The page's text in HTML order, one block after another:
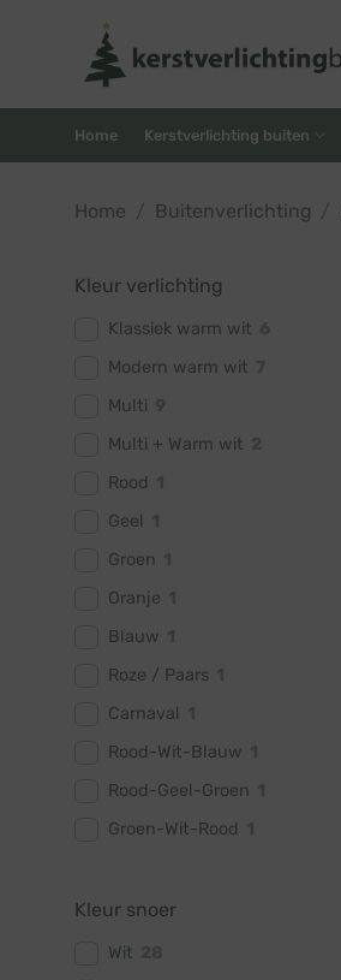
Home Kerstverlichting buiten
Home Buitenverlichting
Kleur verlichting
Klassiek warm wit
Modern warm wit
Multi
Multi + Warm wit
Rood
Geel
Groen
Oranje
Blauw
Roze / Paars
Carnaval
Rood-Wit-Blauw
Rood-Geel-Groen
Groen-Wit-Rood
Kleur snoer
Wit